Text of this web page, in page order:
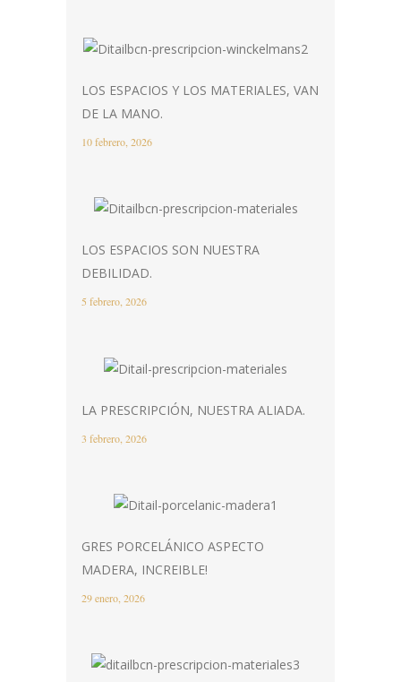
LOS ESPACIOS Y LOS MATERIALES, VAN
DE LA MANO.
10 febrero, 2026
LOS ESPACIOS SON NUESTRA
DEBILIDAD.
5 febrero, 2026
LA PRESCRIPCIÓN, NUESTRA ALIADA.
3 febrero, 2026
GRES PORCELÁNICO ASPECTO
MADERA, INCREIBLE!
29 enero, 2026